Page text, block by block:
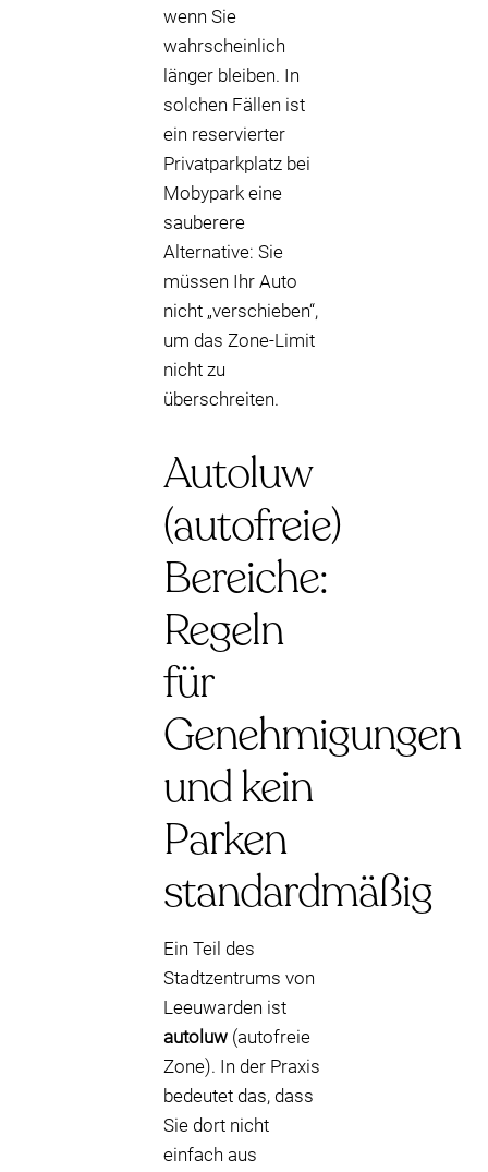
wenn Sie
wahrscheinlich
länger bleiben. In
solchen Fällen ist
ein reservierter
Privatparkplatz bei
Mobypark eine
sauberere
Alternative: Sie
müssen Ihr Auto
nicht „verschieben“,
um das Zone-Limit
nicht zu
überschreiten.
Autoluw
(autofreie)
Bereiche:
Regeln
für
Genehmigungen
und kein
Parken
standardmäßig
Ein Teil des
Stadtzentrums von
Leeuwarden ist
autoluw (autofreie
Zone). In der Praxis
bedeutet das, dass
Sie dort nicht
einfach aus